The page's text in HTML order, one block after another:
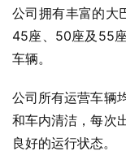
公司拥有丰富的大
45座、50座及55
车辆。
公司所有运营车辆
和车内清洁，每次
良好的运行状态。